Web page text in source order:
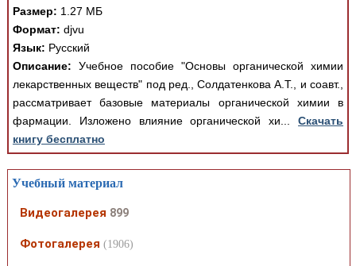
Размер: 1.27 МБ
Формат: djvu
Язык: Русский
Описание: Учебное пособие "Основы органической химии
лекарственных веществ" под ред., Солдатенкова А.Т., и соавт.,
рассматривает базовые материалы органической химии в
фармации. Изложено влияние органической хи...Скачать
книгу бесплатно
Учебный материал
Видеогалерея 899
Фотогалерея (1906)